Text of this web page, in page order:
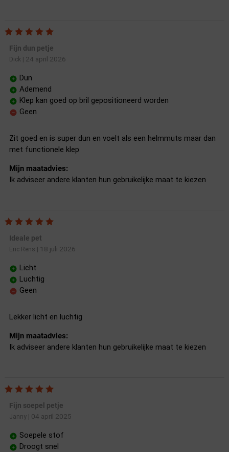
Fijn dun petje
Dick| 24 april 2026
Dun
Ademend
Klep kan goed op bril gepositioneerd worden
Geen
Zit goed en is super dun en voelt als een helmmuts maar dan
met functionele klep
Mijn maatadvies:
Ik adviseer andere klanten hun gebruikelijke maat te kiezen
Ideale pet
Eric Rens 18 juli 2026
Licht
Luchtig
Geen
Lekker licht en luchtig
Mijn maatadvies:
Ik adviseer andere klanten hun gebruikelijke maat te kiezen
Fijn soepel petje
Janny| 04 april 2025
Soepele stof
Droogt snel